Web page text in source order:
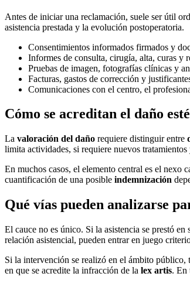
Antes de iniciar una reclamación, suele ser útil
asistencia prestada y la evolución postoperatoria.
Consentimientos informados firmados y
Informes de consulta, cirugía, alta, curas y
Pruebas de imagen, fotografías clínicas y
Facturas, gastos de corrección y
Comunicaciones con el centro, el
Cómo se acreditan el daño
La valoración del daño requiere distinguir entre
limita actividades, si requiere nuevos
En muchos casos, el elemento central es el nexo
cuantificación de una posible indemnización
Qué vías pueden analizarse
El cauce no es único. Si la asistencia se prestó
relación asistencial, pueden entrar en juego
Si la intervención se realizó en el ámbito público,
en que se acredite la infracción de la lex artis. En